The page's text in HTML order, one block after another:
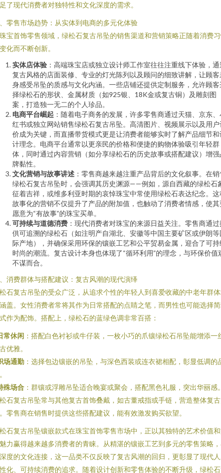
了现代消费者对独特性和文化深度的需求。
零售市场趋势：从实体到电商的多元化体验
宝首饰零售领域，绿松石复古吊坠的销售渠道和营销策略正随着消费
化而不断创新。
实体店体验 ：高端珠宝店或独立设计师工作室往往注重线下体验，通
复古风格的店面装修、专业的灯光陈列以及顾问的细致讲解，让顾客
身感受吊坠的质感与文化内涵。一些店铺还提供定制服务，允许顾客
择绿松石的形状、金属材质（如925银、18K金或复古铜）及雕刻图
案，打造独一无二的个人珍品。
电商平台崛起 ：随着电子商务的发展，许多零售商通过天猫、京东、
红书或独立网站销售绿松石复古吊坠。高清图片、视频展示以及用户
价成为关键，而直播带货模式更是让消费者能够实时了解产品细节和
计理念。电商平台通常以更亲民的价格和便捷的购物体验吸引年轻群
体，同时通过内容营销（如分享绿松石的历史故事或搭配建议）增强
牌黏性。
文化营销与故事讲述 ：零售商越来越注重产品背后的文化叙事。在
绿松石复古吊坠时，会强调其历史渊源——例如，源自西藏的绿松石
征着吉祥，或维多利亚时期的哀悼珠宝中常使用绿松石表达纪念。这
故事化的营销不仅提升了产品的附加值，也触动了消费者情感，使其
愿意为“有故事”的珠宝买单。
可持续与道德消费 ：现代消费者对珠宝的来源日益关注。零售商通
供可追溯的绿松石（如注明产自湖北、安徽等中国主要矿区或伊朗等
际产地），并确保采用环保的镶嵌工艺和公平贸易金属，迎合了可持
时尚的潮流。复古设计本身也体现了“循环利用”的理念，与环保价值
不谋而合。
消费群体与搭配建议：复古风潮的现代演绎
石复古吊坠的受众广泛，从追求个性的年轻人到喜爱收藏的中老年群
盖。女性消费者常将其作为日常搭配的点睛之笔，而男性也可能选择
作为配饰。搭配上，绿松石的蓝绿色调非常百搭：
常休闲 ：搭配白色衬衫或牛仔装，一枚小巧的爪镶绿松石吊坠能增添一
优雅。
场通勤 ：选择包边镶嵌的吊坠，与深色西装或连衣裙相配，彰显低调的
殊场合 ：群镶或浮雕吊坠适合晚宴或聚会，搭配黑色礼服，突出华丽感
石复古吊坠常与其他复古首饰叠戴，如古董戒指或手链，营造整体复
零售商在销售时提供这些搭配建议，能有效激发购买欲望。
石复古吊坠镶嵌款式在珠宝首饰零售市场中，正以其独特的艺术价值
力赢得越来越多消费者的青睐。从精湛的镶嵌工艺到多元的零售策略
度的文化连接，这一品类不仅反映了复古风潮的回归，更彰显了现代
化、可持续消费的追求。随着设计创新和零售体验的不断升级，绿松